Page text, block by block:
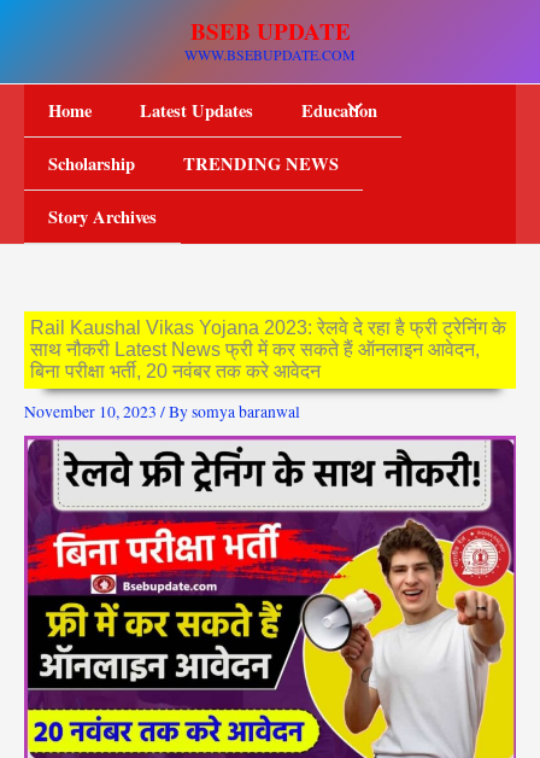
BSEB UPDATE
WWW.BSEBUPDATE.COM
Home Latest Updates Education
Scholarship TRENDING NEWS
Story Archives
Rail Kaushal Vikas Yojana 2023: रेलवे दे रहा है फ्री ट्रेनिंग के
साथ नौकरी Latest News फ्री में कर सकते हैं ऑनलाइन आवेदन,
बिना परीक्षा भर्ती, 20 नवंबर तक करे आवेदन
November 10, 2023 / Bysomya baranwal